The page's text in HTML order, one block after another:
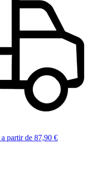
a partir de 87,90 €